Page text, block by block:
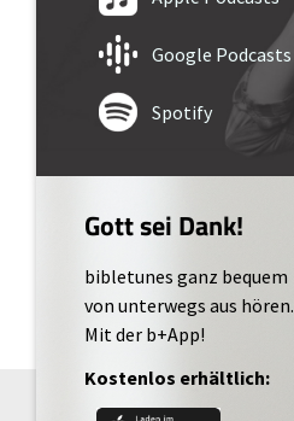
Google Podcasts
Spotify
Gott sei Dank!
bibletunes ganz bequem
von unterwegs aus hören.
Mit der b+App!
Kostenlos erhältlich: